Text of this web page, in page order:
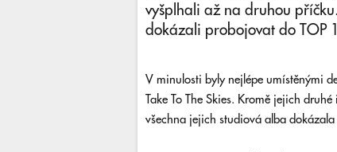
vyšplhali až na druhou
dokázali probojovat do TOP
V minulosti byly nejlépe umístěnými
Take To The Skies. Kromě jejich
všechna jejich studiová alba